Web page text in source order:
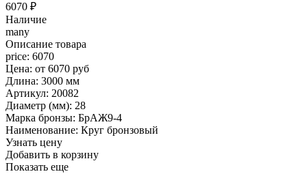
6070 ₽
Наличие
many
Описание товара
price: 6070
Цена: от 6070 руб
Длина: 3000 мм
Артикул: 20082
Диаметр (мм): 28
Марка бронзы: БрАЖ9-4
Наименование: Круг бронзовый
Узнать цену
Добавить в корзину
Показать еще